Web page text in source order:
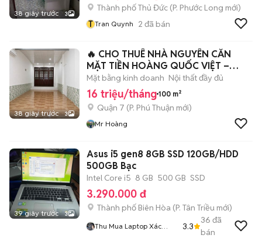
38 giây trước 3
Thành phố Thủ Đức (P. Phước Long mới)
T Tran Quynh 2 đã bán
38 giây trước 3
🔥 CHO THUÊ NHÀ NGUYÊN CĂN
MẶT TIỀN HOÀNG QUỐC VIỆT –
QUẬN 7
Mặt bằng kinh doanh Nội thất đầy đủ
16 triệu/tháng 100 m²
Quận 7 (P. Phú Thuận mới)
Mr Hoàng
39 giây trước 3
Asus i5 gen8 8GB SSD 120GB/HDD
500GB Bạc
Intel Core i5 8 GB 500 GB SSD
3.290.000 đ
Thành phố Biên Hòa (P. Tân Triều mới)
Thu Mua Laptop Xác
3.3
36 đã
bán